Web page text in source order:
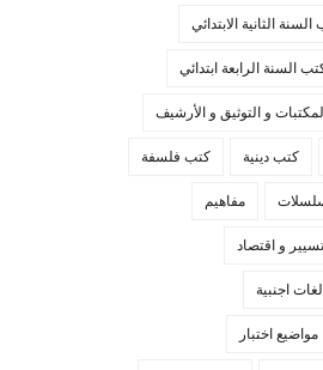
الثانية الابتدائي
السنة الرابعة ابتدائي
و التوثيق و الأرشيف
كتب دينية كتب فلسفة
مفاهيم
و اقتصاد
اجنبية
مواضيع اختبار